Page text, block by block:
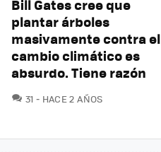
Bill Gates cree que
plantar árboles
masivamente contra el
cambio climático es
absurdo. Tiene razón
31 COMENTARIOS
HACE 2 AÑOS